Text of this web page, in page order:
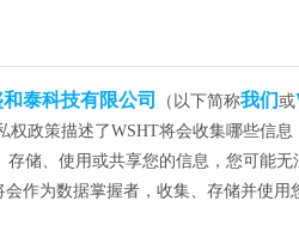
泰科技有限公司 （以下简称我们或
政策描述了WSHT将会收集哪些信
储、使用或共享您的信息，您可能无
作为数据掌握者，收集、存储并使